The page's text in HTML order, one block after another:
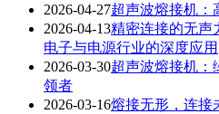
2026-04-27超声波熔接机：
2026-04-13精密连接的无声
电子与电源行业的深度应用
2026-03-30超声波熔接机：
领者
2026-03-16熔接无形，连接